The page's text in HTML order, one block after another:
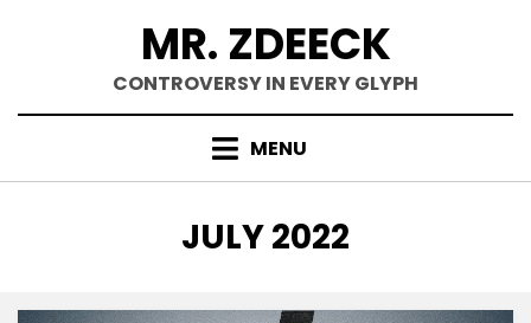
MR. ZDEECK
CONTROVERSY IN EVERY GLYPH
MENU
MONTH
:
JULY 2022